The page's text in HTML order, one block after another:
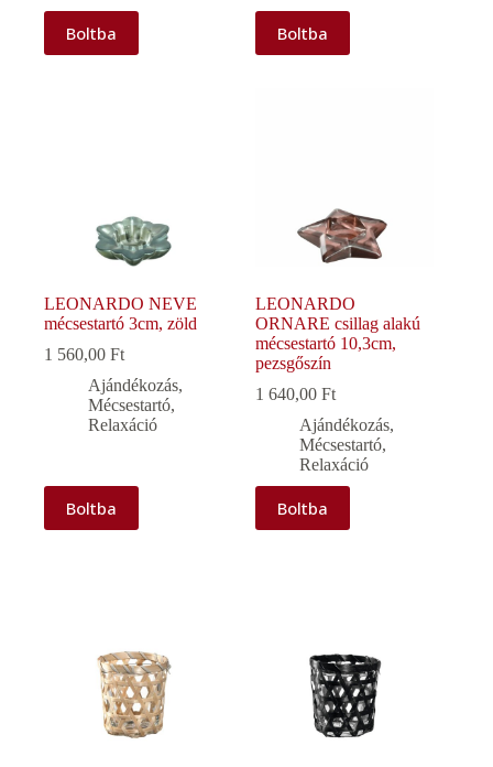
Boltba Boltba
LEONARDO NEVE
mécsestartó 3cm, zöld
1 560,00 Ft
Ajándékozás,
Mécsestartó,
Relaxáció
Boltba
LEONARDO
ORNARE csillag alakú
mécsestartó 10,3cm,
pezsgőszín
1 640,00Ft
Ajándékozás,
Mécsestartó,
Relaxáció
Boltba